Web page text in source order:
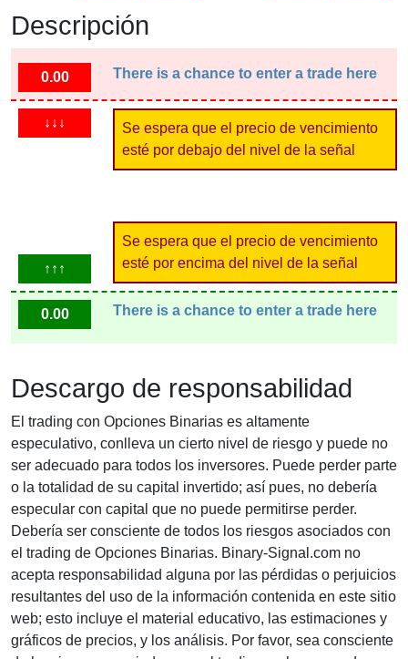
Descripción
0.00 There is a chance to enter a trade here
↓↓↓
Se espera que el precio de vencimiento
esté por debajo del nivel de la señal
↑↑↑
Se espera que el precio de vencimiento
esté por encima del nivel de la señal
0.00 There is a chance to enter a trade here
Descargo de responsabilidad
El trading con Opciones Binarias es altamente
especulativo, conlleva un cierto nivel de riesgo y puede no
ser adecuado para todos los inversores. Puede perder parte
o la totalidad de su capital invertido; así pues, no debería
especular con capital que no puede permitirse perder.
Debería ser consciente de todos los riesgos asociados con
el trading de Opciones Binarias. Binary-Signal.com no
acepta responsabilidad alguna por las pérdidas o perjuicios
resultantes del uso de la información contenida en este sitio
web; esto incluye el material educativo, las estimaciones y
gráficos de precios, y los análisis. Por favor, sea consciente